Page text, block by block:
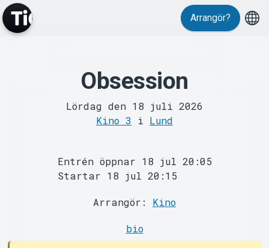
MyTickster
Support
Arrangör?
Obsession
Lördag den 18 juli 2026
Kino 3 i Lund
Entrén öppnar 18 jul 20:05
Startar 18 jul 20:15
Arrangör: Kino
bio